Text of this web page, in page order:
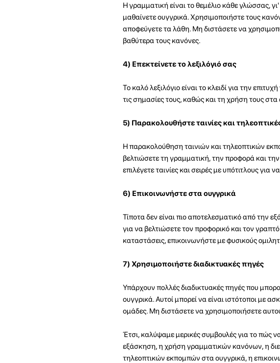
Η γραμματική είναι το θεμέλιο κάθε γλώσσας,
μαθαίνετε ουγγρικά. Χρησιμοποιήστε τους
αποφεύγετε τα λάθη. Μη διστάσετε να
βαθύτερα τους κανόνες.
4) Επεκτείνετε το λεξιλόγιό σας
Το καλό λεξιλόγιο είναι το κλειδί για την
τις σημασίες τους, καθώς και τη χρήση τους
5) Παρακολουθήστε ταινίες και
Η παρακολούθηση ταινιών και τηλεοπτικών
βελτιώσετε τη γραμματική, την προφορά και
επιλέγετε ταινίες και σειρές με υπότιτλους
6) Επικοινωνήστε στα ουγγρικά
Τίποτα δεν είναι πιο αποτελεσματικό από την
για να βελτιώσετε τον προφορικό και τον
καταστάσεις, επικοινωνήστε με φυσικούς
7) Χρησιμοποιήστε διαδικτυακές πηγές
Υπάρχουν πολλές διαδικτυακές πηγές που
ουγγρικά. Αυτοί μπορεί να είναι ιστότοποι με
ομάδες. Μη διστάσετε να χρησιμοποιήσετε
Έτσι, καλύψαμε μερικές συμβουλές για το πώς
εξάσκηση, η χρήση γραμματικών κανόνων, η
τηλεοπτικών εκπομπών στα ουγγρικά, η